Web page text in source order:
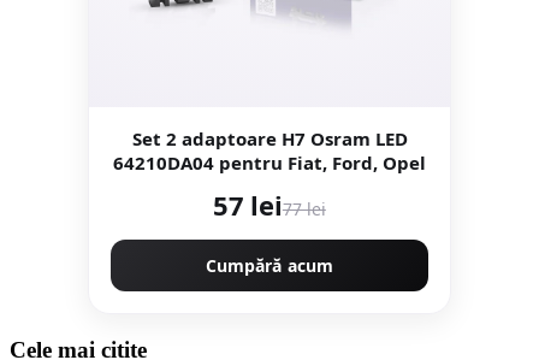
Set 2 adaptoare H7 Osram LED
64210DA04 pentru Fiat, Ford, Opel
57 lei77 lei
Cumpără acum
Cele mai citite